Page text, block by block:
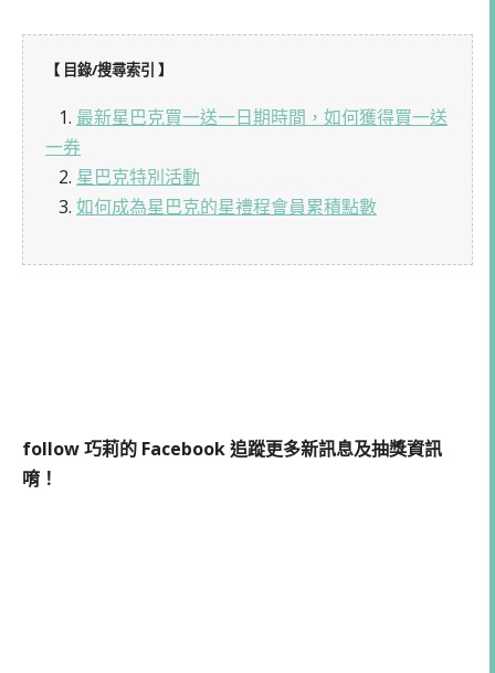
【 目錄/搜尋索引 】
1. 最新星巴克買一送一日期時間，如何獲得買一送
一券
2. 星巴克特別活動
3. 如何成為星巴克的星禮程會員累積點數
follow 巧莉的 Facebook 追蹤更多新訊息及抽獎資訊
唷！